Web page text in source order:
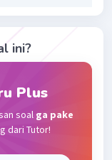
ini?
Plus
soal ga pake
dari Tutor!